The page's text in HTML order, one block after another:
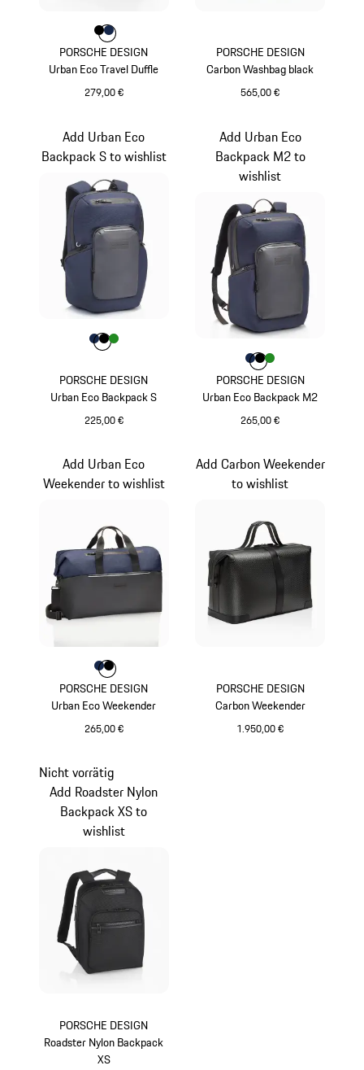
PORSCHE DESIGN
Urban Eco Travel Duffle
279,00 €
Farbe
FarbeFarbe
PORSCHE DESIGN
Carbon Washbag black
565,00 €
PORSCHE DESIGN
Urban Eco Backpack S
225,00 €
Add Urban Eco
Backpack S to wishlist
Farbe
Farbe
FarbeFarbe
PORSCHE DESIGN
Urban Eco Backpack M2
265,00 €
Add Urban Eco
Backpack M2 to
wishlist
Farbe
Farbe
FarbeFarbe
PORSCHE DESIGN
Urban Eco Weekender
265,00 €
Add Urban Eco
Weekender to wishlist
Farbe
FarbeFarbe
PORSCHE DESIGN
Carbon Weekender
1.950,00 €
Add Carbon Weekender
to wishlist
PORSCHE DESIGN
Roadster Nylon Backpack
XS
Nicht vorrätig
Add Roadster Nylon
Backpack XS to
wishlist